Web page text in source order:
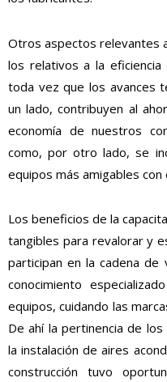
Otros aspectos relevantes
los relativos a la
toda vez que los avances
un lado, contribuyen al
economía de nuestros
como, por otro lado, se
equipos más amigables
Los beneficios de la
tangibles para revalorar y
participan en la cadena
conocimiento
equipos, cuidando las
De ahí la pertinencia de
la instalación de aires
construcción tuvo